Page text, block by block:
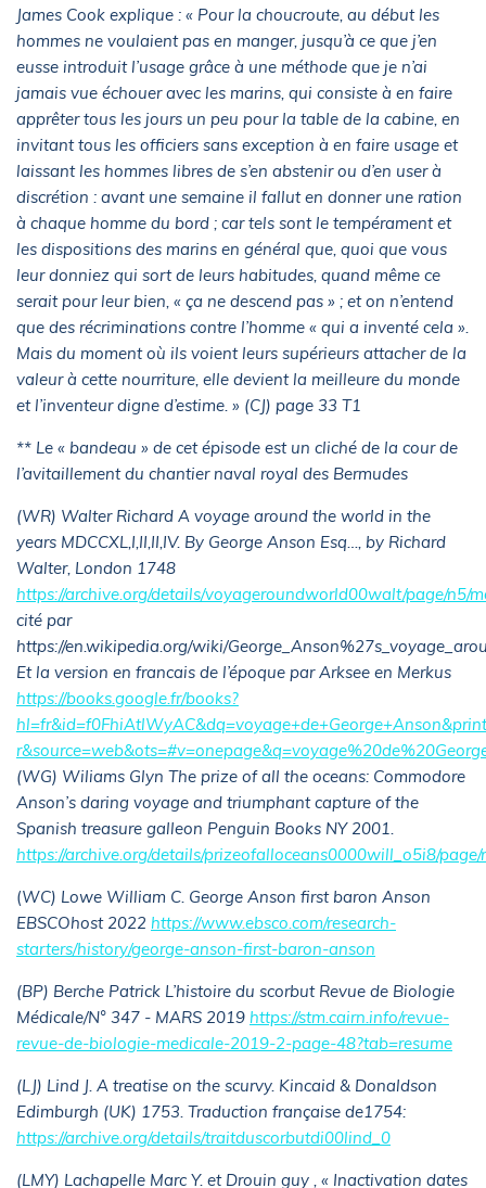
James Cook explique : « Pour la choucroute, au début les
hommes ne voulaient pas en manger, jusqu’à ce que j’en
eusse introduit l’usage grâce à une méthode que je n’ai
jamais vue échouer avec les marins, qui consiste à en faire
apprêter tous les jours un peu pour la table de la cabine, en
invitant tous les officiers sans exception à en faire usage et
laissant les hommes libres de s’en abstenir ou d’en user à
discrétion : avant une semaine il fallut en donner une ration
à chaque homme du bord ; car tels sont le tempérament et
les dispositions des marins en général que, quoi que vous
leur donniez qui sort de leurs habitudes, quand même ce
serait pour leur bien, « ça ne descend pas » ; et on n’entend
que des récriminations contre l’homme « qui a inventé cela ».
Mais du moment où ils voient leurs supérieurs attacher de la
valeur à cette nourriture, elle devient la meilleure du monde
et l’inventeur digne d’estime. » (CJ) page 33 T1
** Le « bandeau » de cet épisode est un cliché de la cour de
l’avitaillement du chantier naval royal des Bermudes
(WR) Walter Richard A voyage around the world in the
years MDCCXL,I,II,II,IV. By George Anson Esq…, by Richard
Walter, London 1748
https://archive.org/details/voyageroundworld00walt/page/n5/
cité par
https://en.wikipedia.org/wiki/
Et la version en francais de l’époque par Arksee en Merkus
https://books.google.fr/books?
(WG) Wiliams Glyn The prize of all the oceans: Commodore
Anson’s daring voyage and triumphant capture of the
Spanish treasure galleon Penguin Books NY 2001.
https://archive.org/details/prizeofalloceans0000will_o5i8/
(WC) Lowe William C. George Anson first baron Anson
EBSCOhost 2022 https://www.ebsco.com/research-
starters/history/george-anson-first-baron-anson
(BP) Berche Patrick L’histoire du scorbut Revue de Biologie
Médicale/N° 347 - MARS 2019 https://stm.cairn.info/revue-
revue-de-biologie-medicale-2019-2-page-48?tab=resume
(LJ) Lind J. A treatise on the scurvy. Kincaid & Donaldson
Edimburgh (UK) 1753. Traduction française de1754:
https://archive.org/details/traitduscorbutdi00lind_0
(LMY) Lachapelle Marc Y. et Drouin guy , « Inactivation dates